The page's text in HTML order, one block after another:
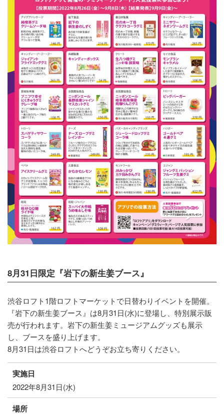
8月31日限定『岩下の新生姜ブース』
渋谷ロフト1階ロフトマーケットで日替わりイベントを開催。
『岩下の新生姜ブース』は8月31日(水)に登場し、特別展示販
売が行われます。岩下の新生姜ミュージアムグッズも展示
し、ブースを盛り上げます。
8月31日は渋谷ロフトへどうぞお立ち寄りください。
実施日
2022年8月31日(水)
場所